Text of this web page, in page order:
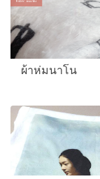
ผ้าห่มนาโน